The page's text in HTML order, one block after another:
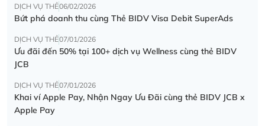
DỊCH VỤ THẺ06/02/2026
Bứt phá doanh thu cùng Thẻ BIDV Visa Debit SuperAds
DỊCH VỤ THẺ07/01/2026
Ưu đãi đến 50% tại 100+ dịch vụ Wellness cùng thẻ BIDV
JCB
DỊCH VỤ THẺ07/01/2026
Khai ví Apple Pay, Nhận Ngay Ưu Đãi cùng thẻ BIDV JCB x
Apple Pay